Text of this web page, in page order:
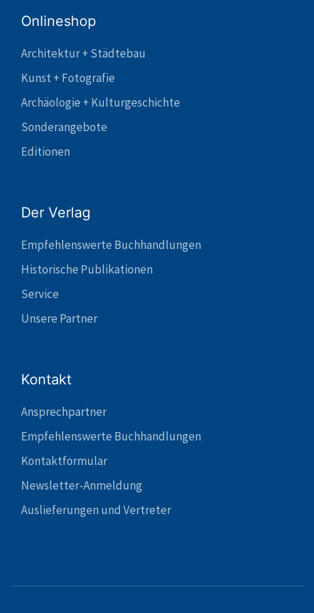
Onlineshop
Architektur + Städtebau
Kunst + Fotografie
Archäologie + Kulturgeschichte
Sonderangebote
Editionen
Der Verlag
Empfehlenswerte Buchhandlungen
Historische Publikationen
Service
Unsere Partner
Kontakt
Ansprechpartner
Empfehlenswerte Buchhandlungen
Kontaktformular
Newsletter-Anmeldung
Auslieferungen und Vertreter